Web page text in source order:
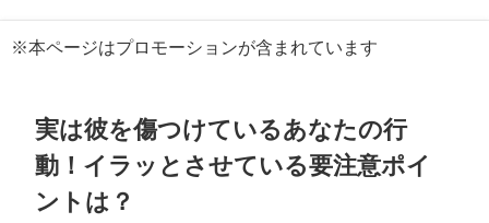
※本ページはプロモーションが含まれています
実は彼を傷つけているあなたの行
動！イラッとさせている要注意ポイ
ントは？